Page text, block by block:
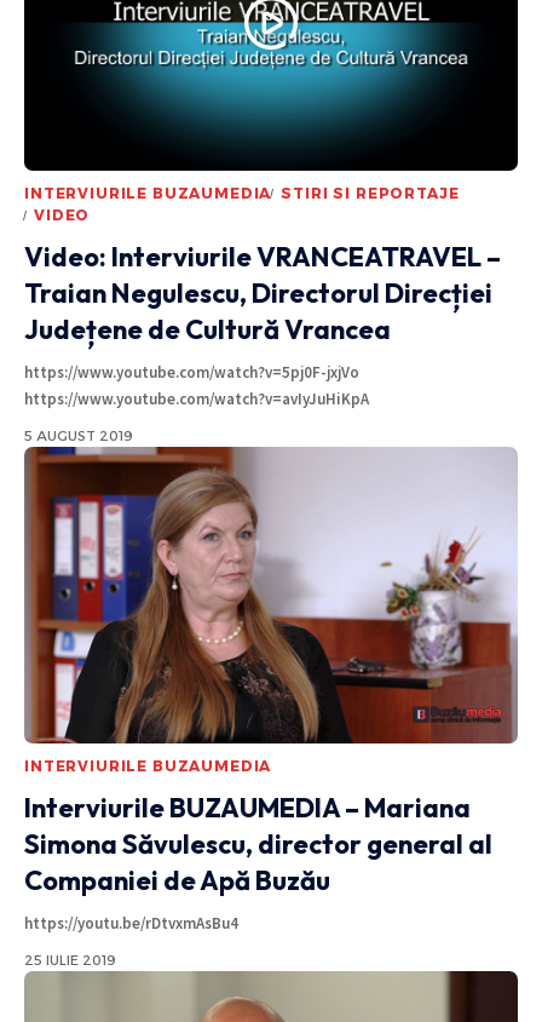
INTERVIURILE BUZAUMEDIA STIRI SI REPORTAJE
VIDEO
Video: Interviurile VRANCEATRAVEL –
Traian Negulescu, Directorul Direcției
Județene de Cultură Vrancea
https://www.youtube.com/watch?v=5pj0F-jxjVo
https://www.youtube.com/watch?v=avIyJuHiKpA
5 AUGUST 2019
INTERVIURILE BUZAUMEDIA
Interviurile BUZAUMEDIA – Mariana
Simona Săvulescu, director general al
Companiei de Apă Buzău
https://youtu.be/rDtvxmAsBu4
25 IULIE 2019